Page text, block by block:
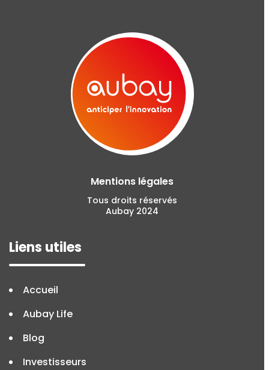
Mentions légales
Tous droits réservés
Aubay 2024
Liens utiles
Accueil
Aubay Life
Blog
Investisseurs